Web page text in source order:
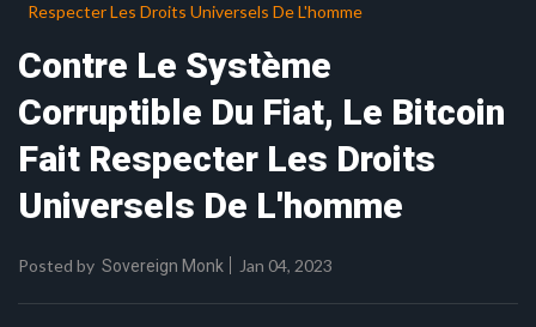
Respecter Les Droits Universels De L'homme
Contre Le Système
Corruptible Du Fiat, Le Bitcoin
Fait Respecter Les Droits
Universels De L'homme
Posted by Sovereign Monk Jan 04, 2023